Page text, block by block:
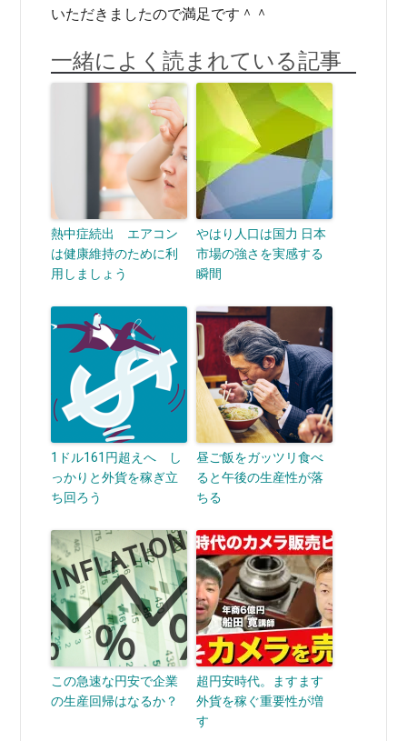
いただきましたので満足です＾＾
一緒によく読まれている記事
熱中症続出 エアコン
は健康維持のために利
用しましょう
やはり人口は国力 日本
市場の強さを実感する
瞬間
1ドル161円超えへ し
っかりと外貨を稼ぎ立
ち回ろう
昼ご飯をガッツリ食べ
ると午後の生産性が落
ちる
この急速な円安で企業
の生産回帰はなるか？
超円安時代。ますます
外貨を稼ぐ重要性が増
す